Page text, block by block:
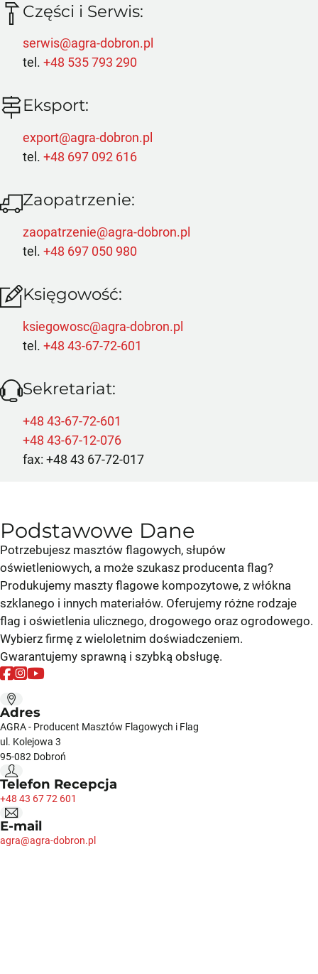
Części i Serwis:
serwis@agra-dobron.pl
tel. +48 535 793 290
Eksport:
export@agra-dobron.pl
tel. +48 697 092 616
Zaopatrzenie:
zaopatrzenie@agra-dobron.pl
tel. +48 697 050 980
Księgowość:
ksiegowosc@agra-dobron.pl
tel. +48 43-67-72-601
Sekretariat:
+48 43-67-72-601
+48 43-67-12-076
fax: +48 43 67-72-017
Podstawowe Dane
Potrzebujesz masztów flagowych, słupów
oświetleniowych, a może szukasz producenta flag?
Produkujemy maszty flagowe kompozytowe, z włókna
szklanego i innych materiałów. Oferujemy różne rodzaje
flag i oświetlenia ulicznego, drogowego oraz ogrodowego.
Wybierz firmę z wieloletnim doświadczeniem.
Gwarantujemy sprawną i szybką obsługę.
Obserwuj nas na Facebooku
Obserwuj nas na Instagramie
Follow us on Facebook
Adres
AGRA - Producent Masztów Flagowych i Flag
ul. Kolejowa 3
95-082 Dobroń
Telefon Recepcja
+48 43 67 72 601
E-mail
agra@agra-dobron.pl